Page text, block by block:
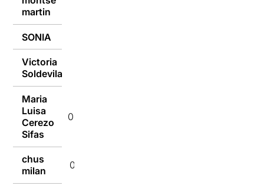
martin
SONIA
Victoria
Soldevila
Maria
Luisa
Cerezo
Sifas
09/01/2017
chus
milan
09/01/2017